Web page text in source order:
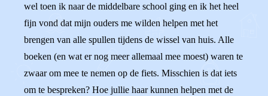
wel toen ik naar de middelbare school ging en ik het heel
fijn vond dat mijn ouders me wilden helpen met het
brengen van alle spullen tijdens de wissel van huis. Alle
boeken (en wat er nog meer allemaal mee moest) waren te
zwaar om mee te nemen op de fiets. Misschien is dat iets
om te bespreken? Hoe jullie haar kunnen helpen met de